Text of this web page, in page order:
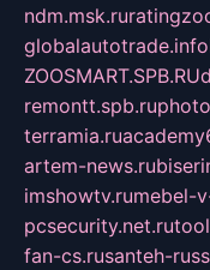
ndm.msk.ru
globalautotrade.info
ZOOSMART.SPB.RU
remontt.spb.ru
terramia.ru
artem-news.ru
imshowtv.rumebel-
pcsecurity.net.ru
fan-cs.rusanteh-